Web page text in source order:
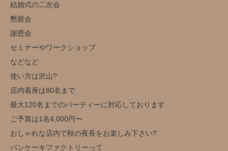
結婚式の二次会
懇親会
謝恩会
セミナーやワークショップ
などなど
使い方は沢山?️
店内着座は80名まで
最大120名までのパーティーに対応しております
ご予算は1名4,000円〜
おしゃれな店内で秋の夜長をお楽しみ下さい?
パンケーキファクトリーって